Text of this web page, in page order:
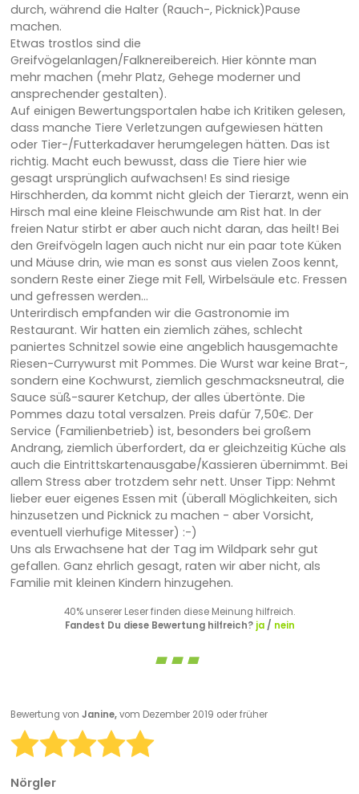
durch, während die Halter (Rauch-, Picknick)Pause
machen.
Etwas trostlos sind die
Greifvögelanlagen/Falknereibereich. Hier könnte man
mehr machen (mehr Platz, Gehege moderner und
ansprechender gestalten).
Auf einigen Bewertungsportalen habe ich Kritiken gelesen,
dass manche Tiere Verletzungen aufgewiesen hätten
oder Tier-/Futterkadaver herumgelegen hätten. Das ist
richtig. Macht euch bewusst, dass die Tiere hier wie
gesagt ursprünglich aufwachsen! Es sind riesige
Hirschherden, da kommt nicht gleich der Tierarzt, wenn ein
Hirsch mal eine kleine Fleischwunde am Rist hat. In der
freien Natur stirbt er aber auch nicht daran, das heilt! Bei
den Greifvögeln lagen auch nicht nur ein paar tote Küken
und Mäuse drin, wie man es sonst aus vielen Zoos kennt,
sondern Reste einer Ziege mit Fell, Wirbelsäule etc. Fressen
und gefressen werden...
Unterirdisch empfanden wir die Gastronomie im
Restaurant. Wir hatten ein ziemlich zähes, schlecht
paniertes Schnitzel sowie eine angeblich hausgemachte
Riesen-Currywurst mit Pommes. Die Wurst war keine Brat-,
sondern eine Kochwurst, ziemlich geschmacksneutral, die
Sauce süß-saurer Ketchup, der alles übertönte. Die
Pommes dazu total versalzen. Preis dafür 7,50€. Der
Service (Familienbetrieb) ist, besonders bei großem
Andrang, ziemlich überfordert, da er gleichzeitig Küche als
auch die Eintrittskartenausgabe/Kassieren übernimmt. Bei
allem Stress aber trotzdem sehr nett. Unser Tipp: Nehmt
lieber euer eigenes Essen mit (überall Möglichkeiten, sich
hinzusetzen und Picknick zu machen - aber Vorsicht,
eventuell vierhufige Mitesser) :-)
Uns als Erwachsene hat der Tag im Wildpark sehr gut
gefallen. Ganz ehrlich gesagt, raten wir aber nicht, als
Familie mit kleinen Kindern hinzugehen.
40% unserer Leser finden diese Meinung hilfreich.
Fandest Du diese Bewertung hilfreich? ja/ nein
Bewertung von Janine,vom Dezember 2019 oder früher
Nörgler